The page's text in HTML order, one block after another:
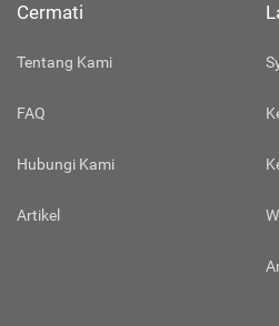
Cermati
Tentang Kami
FAQ
Hubungi Kami
Artikel